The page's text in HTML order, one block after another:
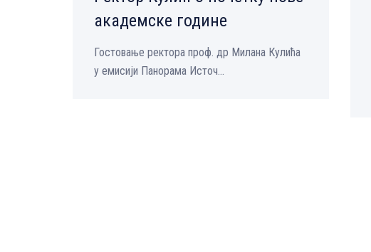
академске године
Гостовање ректора проф. др Милана Кулића
у емисији Панорама Источ...